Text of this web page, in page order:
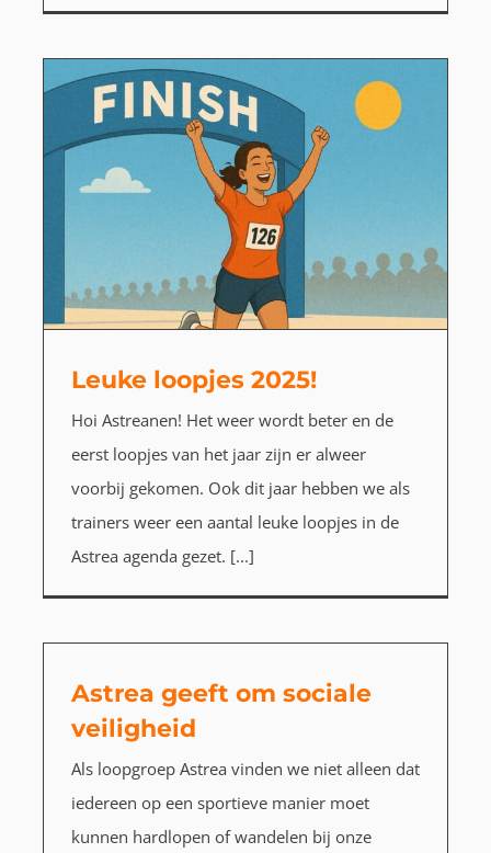
Leuke loopjes 2025!
Hoi Astreanen! Het weer wordt beter en de
eerst loopjes van het jaar zijn er alweer
voorbij gekomen. Ook dit jaar hebben we als
trainers weer een aantal leuke loopjes in de
Astrea agenda gezet. [...]
Astrea geeft om sociale
veiligheid
Als loopgroep Astrea vinden we niet alleen dat
iedereen op een sportieve manier moet
kunnen hardlopen of wandelen bij onze